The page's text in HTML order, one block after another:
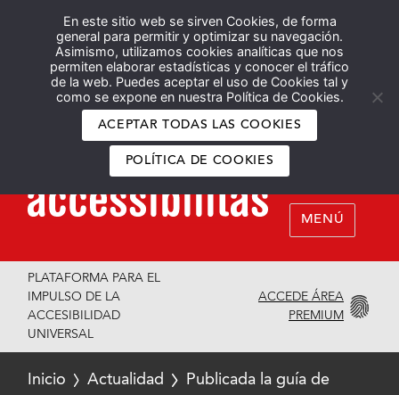
En este sitio web se sirven Cookies, de forma
general para permitir y optimizar su navegación.
Asimismo, utilizamos cookies analíticas que nos
permiten elaborar estadísticas y conocer el tráfico
de la web. Puedes aceptar el uso de Cookies tal y
como se expone en nuestra Política de Cookies.
ACEPTAR TODAS LAS COOKIES
POLÍTICA DE COOKIES
Español English
MENÚ
PLATAFORMA PARA EL
IMPULSO DE LA
ACCESIBILIDAD
UNIVERSAL
ACCEDE ÁREA
PREMIUM
Inicio Actualidad
Publicada la guía de